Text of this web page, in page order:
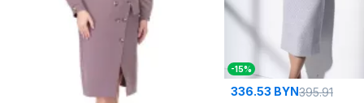
-15%
336.53 BYN395.91